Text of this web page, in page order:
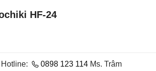
HF-24
Hotline: 0898 123 114Ms. Trâm